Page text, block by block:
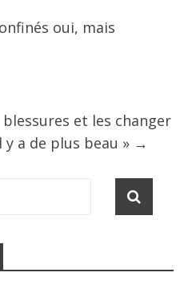
oui, mais
et les changer
y a de plus beau » →